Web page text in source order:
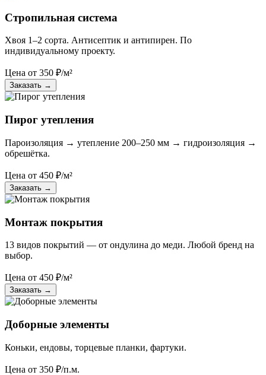
Стропильная система
Хвоя 1–2 сорта. Антисептик и антипирен. По
индивидуальному проекту.
Цена от 350 ₽/м²
Заказать →
Пирог утепления
Пароизоляция → утепление 200–250 мм → гидроизоляция →
обрешётка.
Цена от 450 ₽/м²
Заказать →
Монтаж покрытия
13 видов покрытий — от ондулина до меди. Любой бренд на
выбор.
Цена от 450 ₽/м²
Заказать →
Доборные элементы
Коньки, ендовы, торцевые планки, фартуки.
Цена от 350 ₽/п.м.